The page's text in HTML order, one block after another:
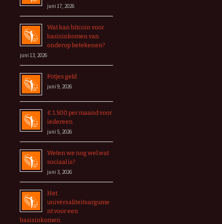
juni 17, 2026
Wat kan bitcoin voor
basisinkomen van
onderop betekenen?
juni 13, 2026
Potjes geld
juni 9, 2026
€ 1.500 per maand voor
iedereen
juni 5, 2026
Weten we nog wel wat
sociaal is?
juni 3, 2026
Het
universaliteitsargume
nt voor een
basisinkomen